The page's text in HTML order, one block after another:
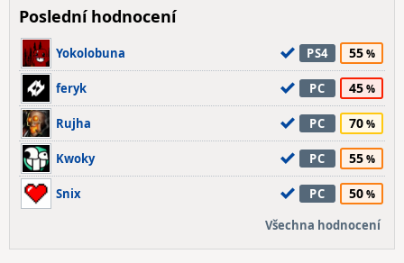
Poslední hodnocení
Yokolobuna PS4 55
feryk PC 45
Rujha PC 70
Kwoky PC 55
Snix PC 50
Všechna hodnocení